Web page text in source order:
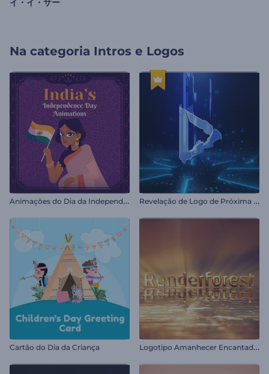
イ・イ・サー
Na categoria Intros e Logos
A
nimações do Dia da Independência da Índia R
evelação de Logo de Próxima Geração
Cartão do Dia da Criança L
ogotipo Amanhecer Encantador